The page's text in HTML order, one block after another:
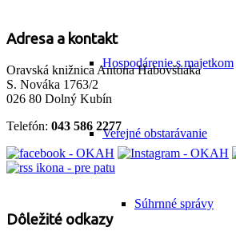
Hospodárenie s majetkom
Verejné obstarávanie
Súhrnné správy
Adresa a kontakt
Oravská knižnica Antona Habovštiaka
S. Nováka 1763/2
026 80 Dolný Kubín
Telefón: 043 586 2277
Dôležité odkazy